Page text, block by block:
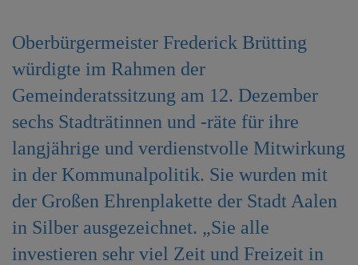
Oberbürgermeister Frederick Brütting
würdigte im Rahmen der
Gemeinderatssitzung am 12. Dezember
sechs Stadträtinnen und -räte für ihre
langjährige und verdienstvolle Mitwirkung
in der Kommunalpolitik. Sie wurden mit
der Großen Ehrenplakette der Stadt Aalen
in Silber ausgezeichnet. „Sie alle
investieren sehr viel Zeit und Freizeit in